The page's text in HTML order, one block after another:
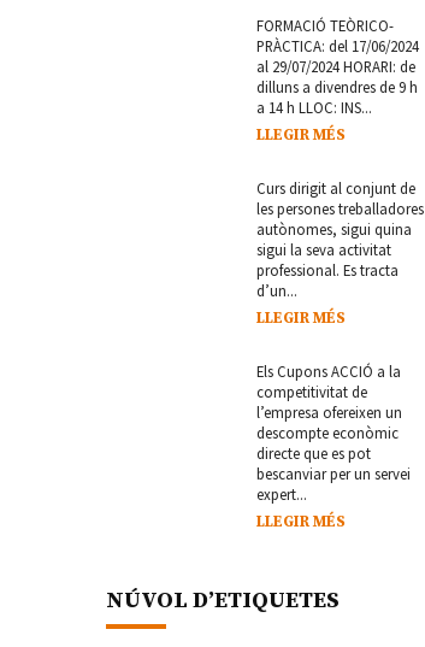
FORMACIÓ TEÒRICO-
PRÀCTICA: del 17/06/2024
al 29/07/2024 HORARI: de
dilluns a divendres de 9 h
a 14 h LLOC: INS...
LLEGIR MÉS
Curs dirigit al conjunt de
les persones treballadores
autònomes, sigui quina
sigui la seva activitat
professional. Es tracta
d’un...
LLEGIR MÉS
Els Cupons ACCIÓ a la
competitivitat de
l’empresa ofereixen un
descompte econòmic
directe que es pot
bescanviar per un servei
expert...
LLEGIR MÉS
NÚVOL D’ETIQUETES